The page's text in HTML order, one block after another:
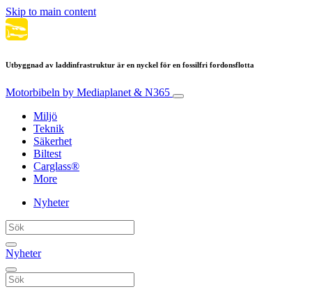
Skip to main content
Utbyggnad av laddinfrastruktur är en nyckel för en fossilfri fordonsflotta
Motorbibeln by Mediaplanet & N365
Miljö
Teknik
Säkerhet
Biltest
Carglass®
More
Nyheter
Nyheter